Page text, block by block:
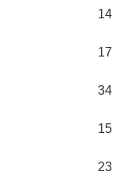
14
17
34
15
23